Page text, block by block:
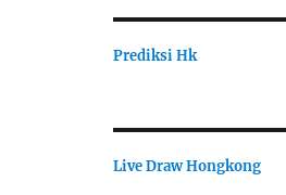
Prediksi Hk
Live Draw Hongkong